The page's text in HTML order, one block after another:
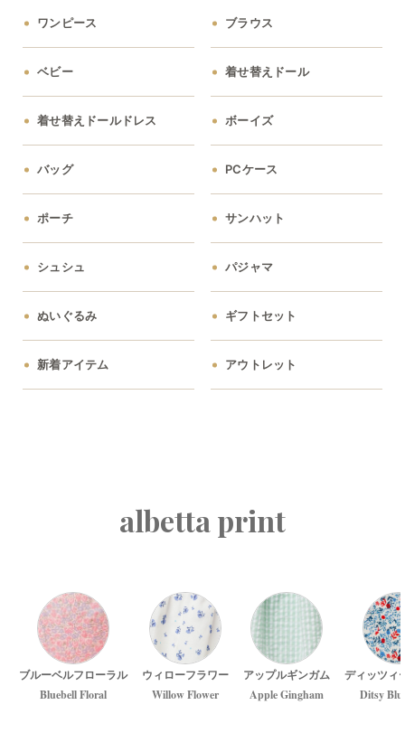
ワンピース ブラウス
ベビー 着せ替えドール
着せ替えドールドレス ボーイズ
バッグ PCケース
ポーチ サンハット
シュシュ パジャマ
ぬいぐるみ ギフトセット
新着アイテム アウトレット
albetta print
ブルーベルフローラル
Bluebell Floral
ウィローフラワー
Willow Flower
アップルギンガム
Apple Gingham
ディッツィ
Ditsy